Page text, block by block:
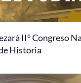
II° Congreso
Historia